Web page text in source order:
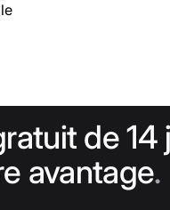
de 14
avantage.